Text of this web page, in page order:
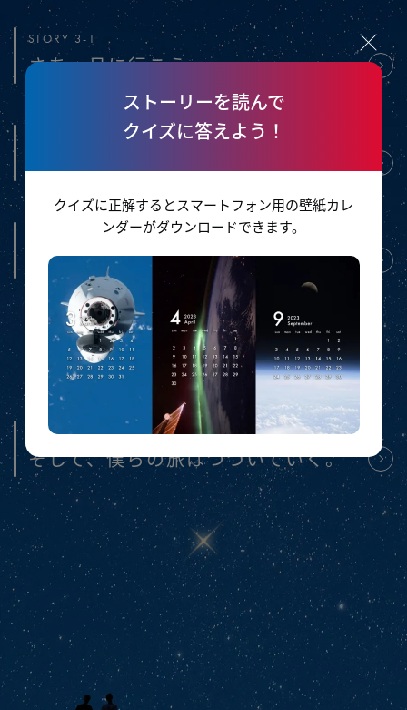
STORY 3-1
さあ、月に行こう。
もっと早く、もっと遠くまで。
EPILOGUE
EPILOGUE
そして、僕らの旅はつづいていく。
ストーリーを読んで
クイズに答えよう！
クイズに正解するとスマートフォン用の壁紙カレ
ンダーがダウンロードできます。